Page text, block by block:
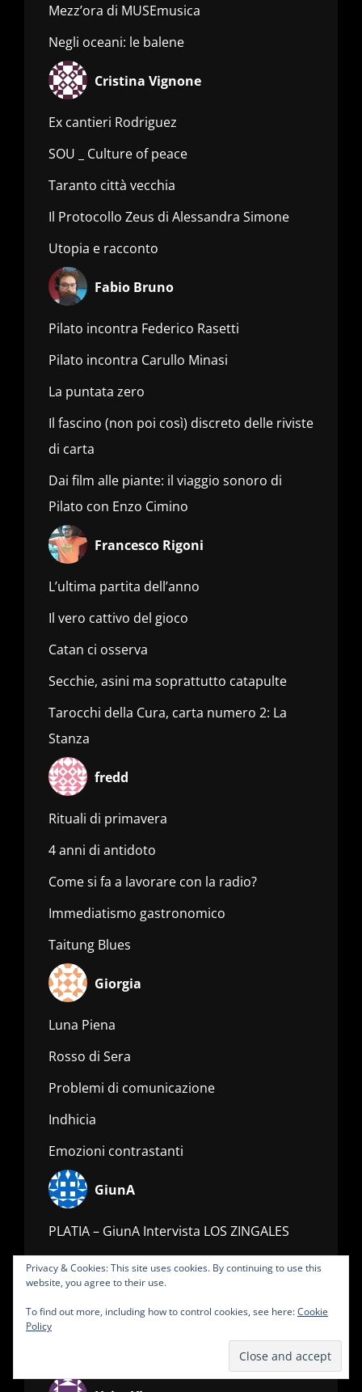
Mezz’ora di MUSEmusica
Negli oceani: le balene
Cristina Vignone
Ex cantieri Rodriguez
SOU _ Culture of peace
Taranto città vecchia
Il Protocollo Zeus di Alessandra Simone
Utopia e racconto
Fabio Bruno
Pilato incontra Federico Rasetti
Pilato incontra Carullo Minasi
La puntata zero
Il fascino (non poi così) discreto delle riviste
di carta
Dai film alle piante: il viaggio sonoro di
Pilato con Enzo Cimino
Francesco Rigoni
L’ultima partita dell’anno
Il vero cattivo del gioco
Catan ci osserva
Secchie, asini ma soprattutto catapulte
Tarocchi della Cura, carta numero 2: La
Stanza
fredd
Rituali di primavera
4 anni di antidoto
Come si fa a lavorare con la radio?
Immediatismo gastronomico
Taitung Blues
Giorgia
Luna Piena
Rosso di Sera
Problemi di comunicazione
Indhicia
Emozioni contrastanti
GiunA
PLATIA – GiunA Intervista LOS ZINGALES
– CRISIS – Order to my Chaos
E.R.D. words&rec
E.R.D. Experimental Radio Dance
Privacy & Cookies: This site uses cookies. By continuing to use this
website, you agree to their use.
To find out more, including how to control cookies, see here:Cookie
Policy